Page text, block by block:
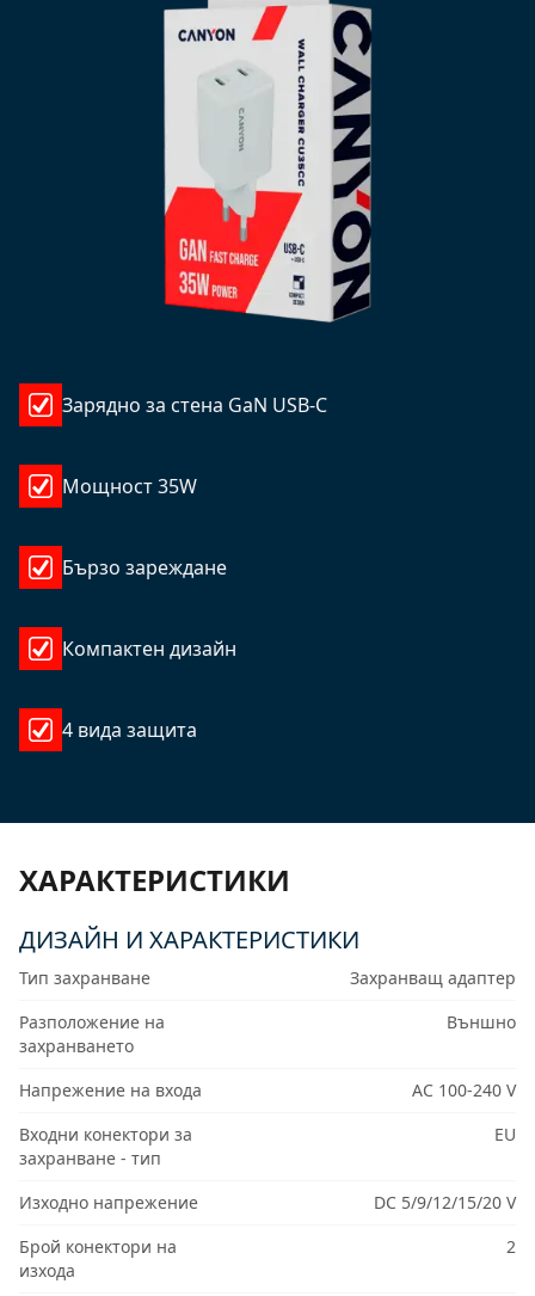
Зарядно за стена GaN USB-C
Мощност 35W
Бързо зареждане
Компактен дизайн
4 вида защита
ХАРАКТЕРИСТИКИ
ДИЗАЙН И ХАРАКТЕРИСТИКИ
Тип захранване
Захранващ адаптер
Разположение на
захранването
Външно
Напрежение на входа
AC 100-240 V
Входни конектори за
захранване - тип
EU
Изходно напрежение
DC 5/9/12/15/20 V
Брой конектори на
изхода
2